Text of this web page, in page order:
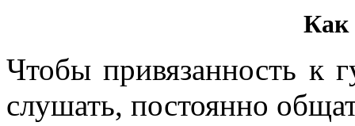
Как
Чтобы привязанность к
слушать, постоянно